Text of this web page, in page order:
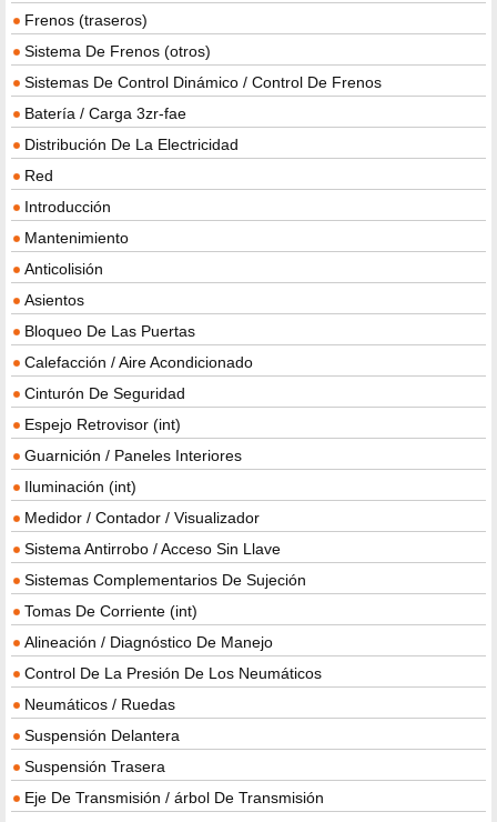
Frenos (traseros)
Sistema De Frenos (otros)
Sistemas De Control Dinámico / Control De Frenos
Batería / Carga 3zr-fae
Distribución De La Electricidad
Red
Introducción
Mantenimiento
Anticolisión
Asientos
Bloqueo De Las Puertas
Calefacción / Aire Acondicionado
Cinturón De Seguridad
Espejo Retrovisor (int)
Guarnición / Paneles Interiores
Iluminación (int)
Medidor / Contador / Visualizador
Sistema Antirrobo / Acceso Sin Llave
Sistemas Complementarios De Sujeción
Tomas De Corriente (int)
Alineación / Diagnóstico De Manejo
Control De La Presión De Los Neumáticos
Neumáticos / Ruedas
Suspensión Delantera
Suspensión Trasera
Eje De Transmisión / árbol De Transmisión